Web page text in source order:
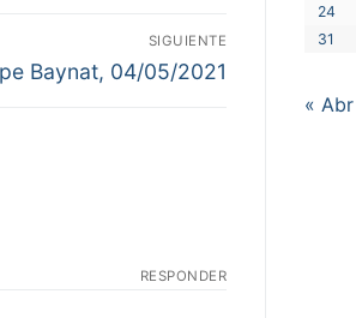
SIGUIENTE
Baynat, 04/05/2021
RESPONDER
24
31
« Abr